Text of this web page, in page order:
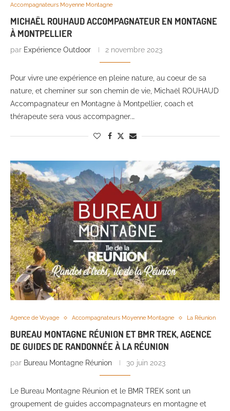
Accompagnateurs Moyenne Montagne
MICHAËL ROUHAUD ACCOMPAGNATEUR EN MONTAGNE
À MONTPELLIER
par Expérience Outdoor 2 novembre 2023
Pour vivre une expérience en pleine nature, au coeur de sa
nature, et cheminer sur son chemin de vie, Michaël ROUHAUD
Accompagnateur en Montagne à Montpellier, coach et
thérapeute sera vous accompagner.…
Agence de Voyage Accompagnateurs Moyenne Montagne La Réunion
BUREAU MONTAGNE RÉUNION ET BMR TREK, AGENCE
DE GUIDES DE RANDONNÉE À LA RÉUNION
par Bureau Montagne Réunion 30 juin 2023
Le Bureau Montagne Réunion et le BMR TREK sont un
groupement de guides accompagnateurs en montagne et